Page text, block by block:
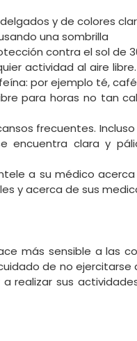
y de colores
una sombrilla
contra el sol de
actividad al aire
por ejemplo té,
para horas no tan
frecuentes.
encuentra clara y
a su médico
y acerca de sus
más sensible a las
de no
realizar sus